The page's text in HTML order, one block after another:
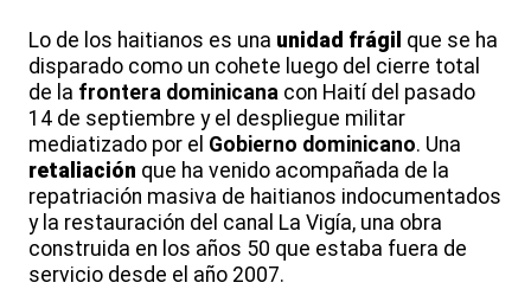
Lo de los haitianos es una unidad frágil que se ha
disparado como un cohete luego del cierre total
de la frontera dominicana con Haití del pasado
14 de septiembre y el despliegue militar
mediatizado por el Gobierno dominicano. Una
retaliación que ha venido acompañada de la
repatriación masiva de haitianos indocumentados
y la restauración del canal La Vigía, una obra
construida en los años 50 que estaba fuera de
servicio desde el año 2007.